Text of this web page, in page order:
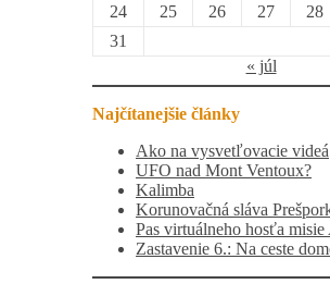
24
25 26 27 28
31
« júl
Najčítanejšie články
Ako na vysvetľovacie videá
UFO nad Mont Ventoux?
Kalimba
Korunovačná sláva
Pas virtuálneho hosťa
Zastavenie 6.: Na ceste